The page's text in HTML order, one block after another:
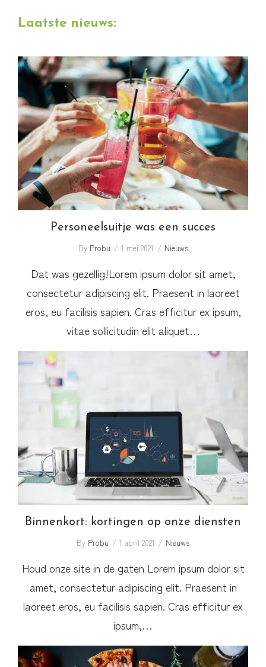
website
Laatste nieuws:
Personeelsuitje was een succes
Personeelsuitje was een succes
By Probu 1 mei 2021 Nieuws
Dat was gezellig!Lorem ipsum dolor sit amet,
consectetur adipiscing elit. Praesent in laoreet
eros, eu facilisis sapien. Cras efficitur ex ipsum,
vitae sollicitudin elit aliquet…
Binnenkort: kortingen op onze diensten
Binnenkort: kortingen op onze diensten
By Probu 1 april 2021 Nieuws
Houd onze site in de gaten Lorem ipsum dolor sit
amet, consectetur adipiscing elit. Praesent in
laoreet eros, eu facilisis sapien. Cras efficitur ex
ipsum,…